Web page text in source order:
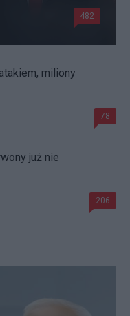
482
miliony
78
już nie
206